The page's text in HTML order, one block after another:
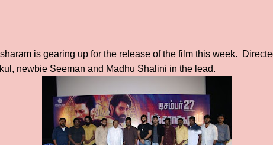
is gearing up for the release of the film this week.
newbie Seeman and Madhu Shalini in the lead.